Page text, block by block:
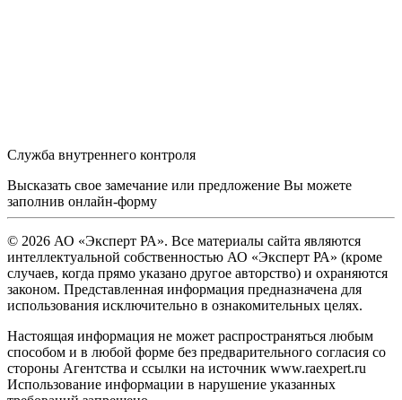
Служба внутреннего контроля
Высказать свое замечание или предложение Вы можете
заполнив онлайн-форму
© 2026 АО «Эксперт РА». Все материалы сайта являются
интеллектуальной собственностью АО «Эксперт РА» (кроме
случаев, когда прямо указано другое авторство) и охраняются
законом. Представленная информация предназначена для
использования исключительно в ознакомительных целях.
Настоящая информация не может распространяться любым
способом и в любой форме без предварительного согласия со
стороны Агентства и ссылки на источник www.raexpert.ru
Использование информации в нарушение указанных